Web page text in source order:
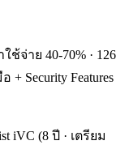
ช้จ่าย 40-70% · 126
+ Security Features
iVC (8 ปี · เตรียม